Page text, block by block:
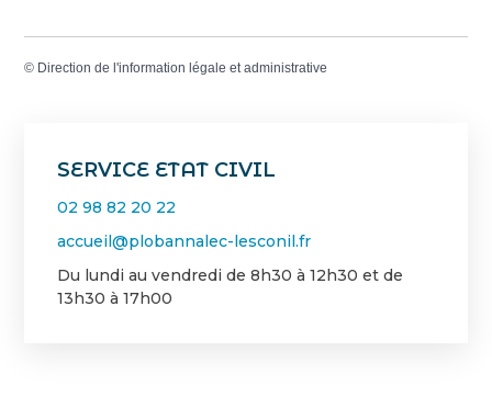
SERVICE ETAT CIVIL
02 98 82 20 22
accueil@plobannalec-lesconil.fr
Du lundi au vendredi de 8h30 à 12h30 et de
13h30 à 17h00
© Direction de l'information légale et administrative